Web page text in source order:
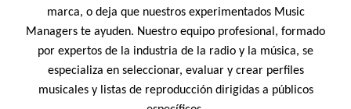
marca, o deja que nuestros experimentados Music
Managers te ayuden. Nuestro equipo profesional, formado
por expertos de la industria de la radio y la música, se
especializa en seleccionar, evaluar y crear perfiles
musicales y listas de reproducción dirigidas a públicos